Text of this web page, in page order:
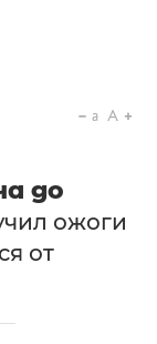
a A
до
ожоги
от